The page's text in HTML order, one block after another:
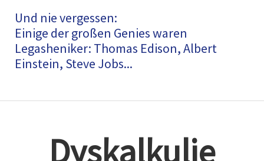
Und nie vergessen:
Einige der großen Genies waren
Legasheniker: Thomas Edison, Albert
Einstein, Steve Jobs...
Dyskalkulie